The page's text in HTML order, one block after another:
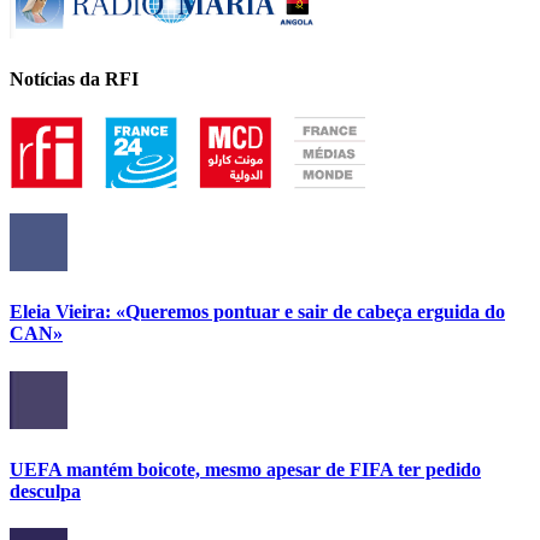
Notícias da RFI
Eleia Vieira: «Queremos pontuar e sair de cabeça erguida do
CAN»
UEFA mantém boicote, mesmo apesar de FIFA ter pedido
desculpa